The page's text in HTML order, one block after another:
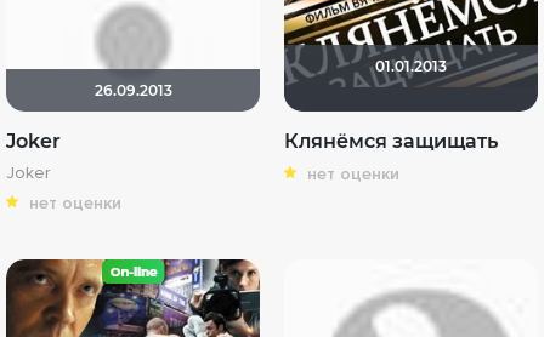
26.09.2013
Joker
Joker
нет оценки
01.01.2013
Клянёмся защищать
нет оценки